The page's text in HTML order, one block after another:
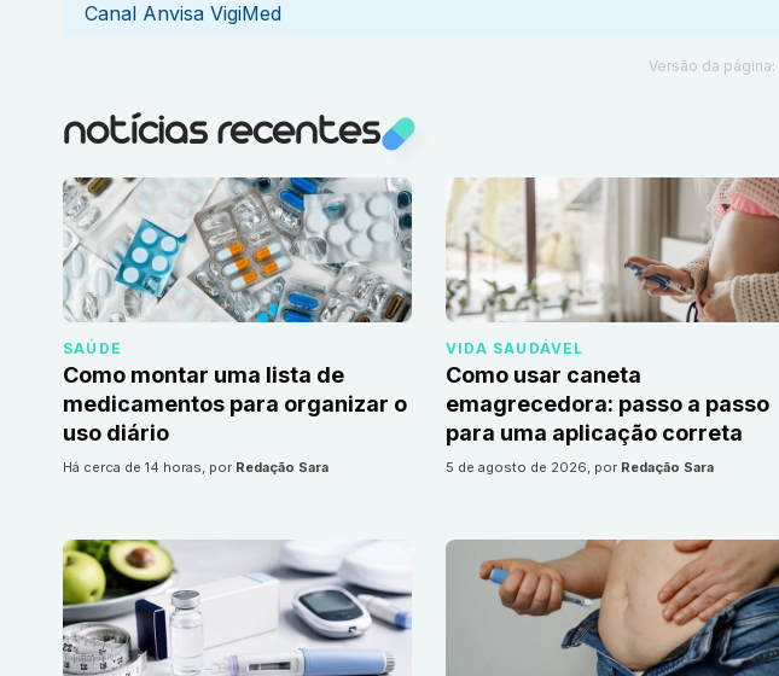
Canal Anvisa VigiMed
Versão da página:
notícias recentes
SAÚDE
Como montar uma lista de
medicamentos para organizar o
uso diário
há cerca de 14 horas, por Redação Sara
VIDA SAUDÁVEL
Como usar caneta
emagrecedora: passo a passo
para uma aplicação correta
5 de agosto de 2026, por Redação Sara